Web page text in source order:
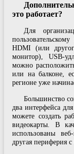
это работает?
Для
HDMI (или
монитор), USB-
можно
или на балконе,
регионе уже
Большинство
два интерфейса
можете создать
видеокарты. В
использованы
другая периферия